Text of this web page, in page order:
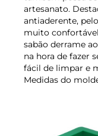
artesanato.
antiaderente,
muito
sabão derrame
na hora de fazer
fácil de limpar e
Medidas do